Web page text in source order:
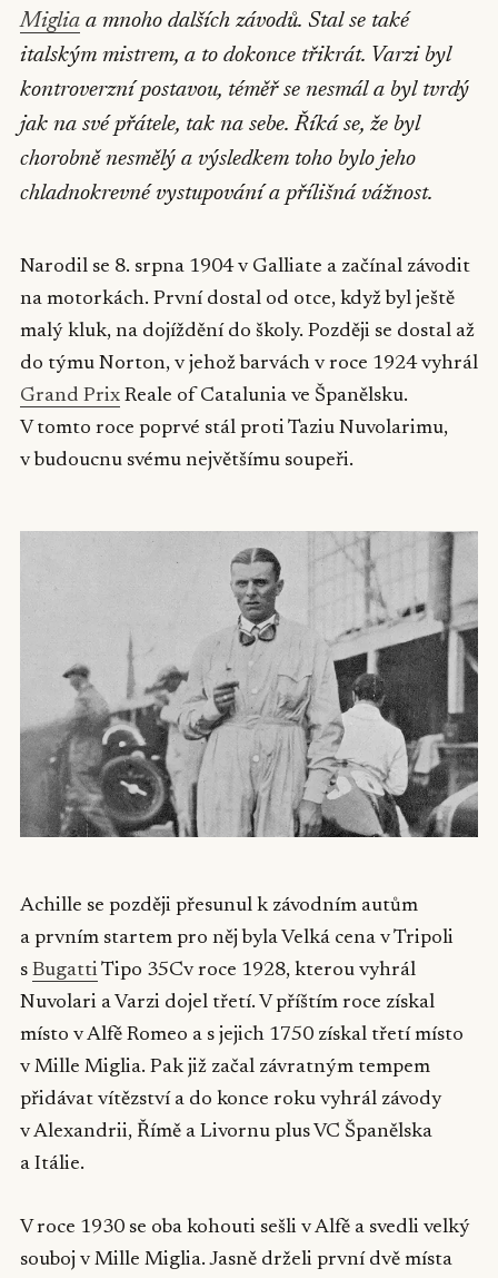
Miglia a mnoho dalších závodů. Stal se také
italským mistrem, a to dokonce třikrát. Varzi byl
kontroverzní postavou, téměř se nesmál a byl tvrdý
jak na své přátele, tak na sebe. Říká se, že byl
chorobně nesmělý a výsledkem toho bylo jeho
chladnokrevné vystupování a přílišná vážnost.
Narodil se 8. srpna 1904 v Galliate a začínal závodit
na motorkách. První dostal od otce, když byl ještě
malý kluk, na dojíždění do školy. Později se dostal až
do týmu Norton, v jehož barvách v roce 1924 vyhrál
Grand Prix Reale of Catalunia ve Španělsku.
V tomto roce poprvé stál proti Taziu Nuvolarimu,
v budoucnu svému největšímu soupeři.
Achille se později přesunul k závodním autům
a prvním startem pro něj byla Velká cena v Tripoli
s Bugatti Tipo 35Cv roce 1928, kterou vyhrál
Nuvolari a Varzi dojel třetí. V příštím roce získal
místo v Alfě Romeo a s jejich 1750 získal třetí místo
v Mille Miglia. Pak již začal závratným tempem
přidávat vítězství a do konce roku vyhrál závody
v Alexandrii, Římě a Livornu plus VC Španělska
a Itálie.
V roce 1930 se oba kohouti sešli v Alfě a svedli velký
souboj v Mille Miglia. Jasně drželi první dvě místa